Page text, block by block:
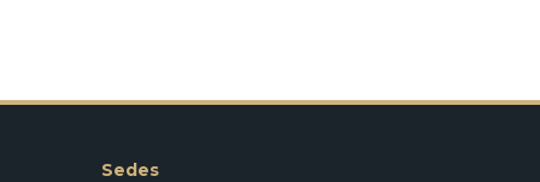
Sedes